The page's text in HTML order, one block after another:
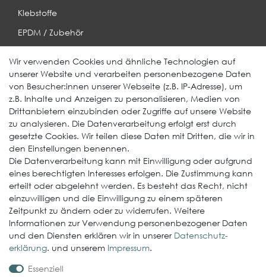
Klebstoffe
EPDM / Zubehör
Weitere Produkte
EcoDach EPDM
ElastoGround EPDM Streifen
Multi-Fix Solarhalter
Service
Gewerbekunde werden
Versand & Zahlungsbedingungen
Kontaktformular
Probleme bei der Bestellung?
Rechtliches
Wir verwenden Cookies und ähnliche Technologien auf
unserer Website und verarbeiten personenbezogene Daten
von Besucher:innen unserer Webseite (z.B. IP-Adresse), um
z.B. Inhalte und Anzeigen zu personalisieren, Medien von
Drittanbietern einzubinden oder Zugriffe auf unsere Website
zu analysieren. Die Datenverarbeitung erfolgt erst durch
gesetzte Cookies. Wir teilen diese Daten mit Dritten, die wir in
den Einstellungen benennen.
Die Datenverarbeitung kann mit Einwilligung oder aufgrund
eines berechtigten Interesses erfolgen. Die Zustimmung kann
erteilt oder abgelehnt werden. Es besteht das Recht, nicht
einzuwilligen und die Einwilligung zu einem späteren
Zeitpunkt zu ändern oder zu widerrufen. Weitere
Informationen zur Verwendung personenbezogener Daten
und den Diensten erklären wir in unserer Daten­schutz­
erklärung. und unserem Impressum.
Essenziell